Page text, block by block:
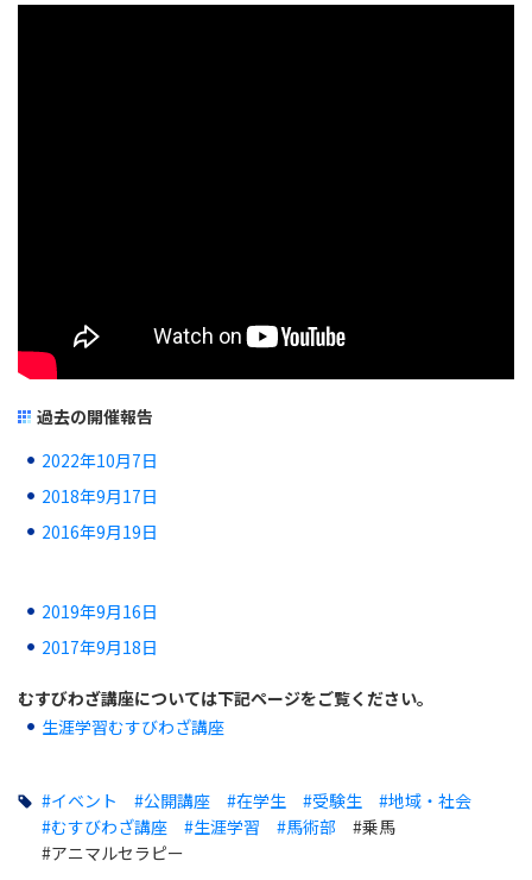
過去の開催報告
2022年10月7日
2018年9月17日
2016年9月19日
2019年9月16日
2017年9月18日
むすびわざ講座については下記ページをご覧ください。
生涯学習むすびわざ講座
#イベント #公開講座 #在学生 #受験生
#地域・社会
#むすびわざ講座
#生涯学習 #馬術部
#乗馬
#アニマルセラピー